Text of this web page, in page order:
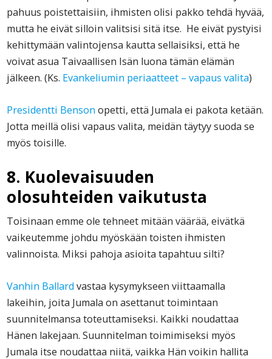
pahuus poistettaisiin, ihmisten olisi pakko tehdä hyvää,
mutta he eivät silloin valitsisi sitä itse. He eivät pystyisi
kehittymään valintojensa kautta sellaisiksi, että he
voivat asua Taivaallisen Isän luona tämän elämän
jälkeen. (Ks. Evankeliumin periaatteet – vapaus valita)
Presidentti Benson opetti, että Jumala ei pakota ketään.
Jotta meillä olisi vapaus valita, meidän täytyy suoda se
myös toisille.
8. Kuolevaisuuden
olosuhteiden vaikutusta
Toisinaan emme ole tehneet mitään väärää, eivätkä
vaikeutemme johdu myöskään toisten ihmisten
valinnoista. Miksi pahoja asioita tapahtuu silti?
Vanhin Ballard vastaa kysymykseen viittaamalla
lakeihin, joita Jumala on asettanut toimintaan
suunnitelmansa toteuttamiseksi. Kaikki noudattaa
Hänen lakejaan. Suunnitelman toimimiseksi myös
Jumala itse noudattaa niitä, vaikka Hän voikin hallita